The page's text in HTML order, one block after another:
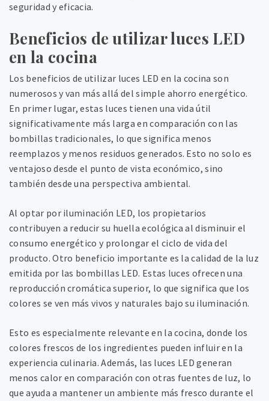
seguridad y eficacia.
Beneficios de utilizar luces LED
en la cocina
Los beneficios de utilizar luces LED en la cocina son
numerosos y van más allá del simple ahorro energético.
En primer lugar, estas luces tienen una vida útil
significativamente más larga en comparación con las
bombillas tradicionales, lo que significa menos
reemplazos y menos residuos generados. Esto no solo es
ventajoso desde el punto de vista económico, sino
también desde una perspectiva ambiental.
Al optar por iluminación LED, los propietarios
contribuyen a reducir su huella ecológica al disminuir el
consumo energético y prolongar el ciclo de vida del
producto. Otro beneficio importante es la calidad de la luz
emitida por las bombillas LED. Estas luces ofrecen una
reproducción cromática superior, lo que significa que los
colores se ven más vivos y naturales bajo su iluminación.
Esto es especialmente relevante en la cocina, donde los
colores frescos de los ingredientes pueden influir en la
experiencia culinaria. Además, las luces LED generan
menos calor en comparación con otras fuentes de luz, lo
que ayuda a mantener un ambiente más fresco durante el